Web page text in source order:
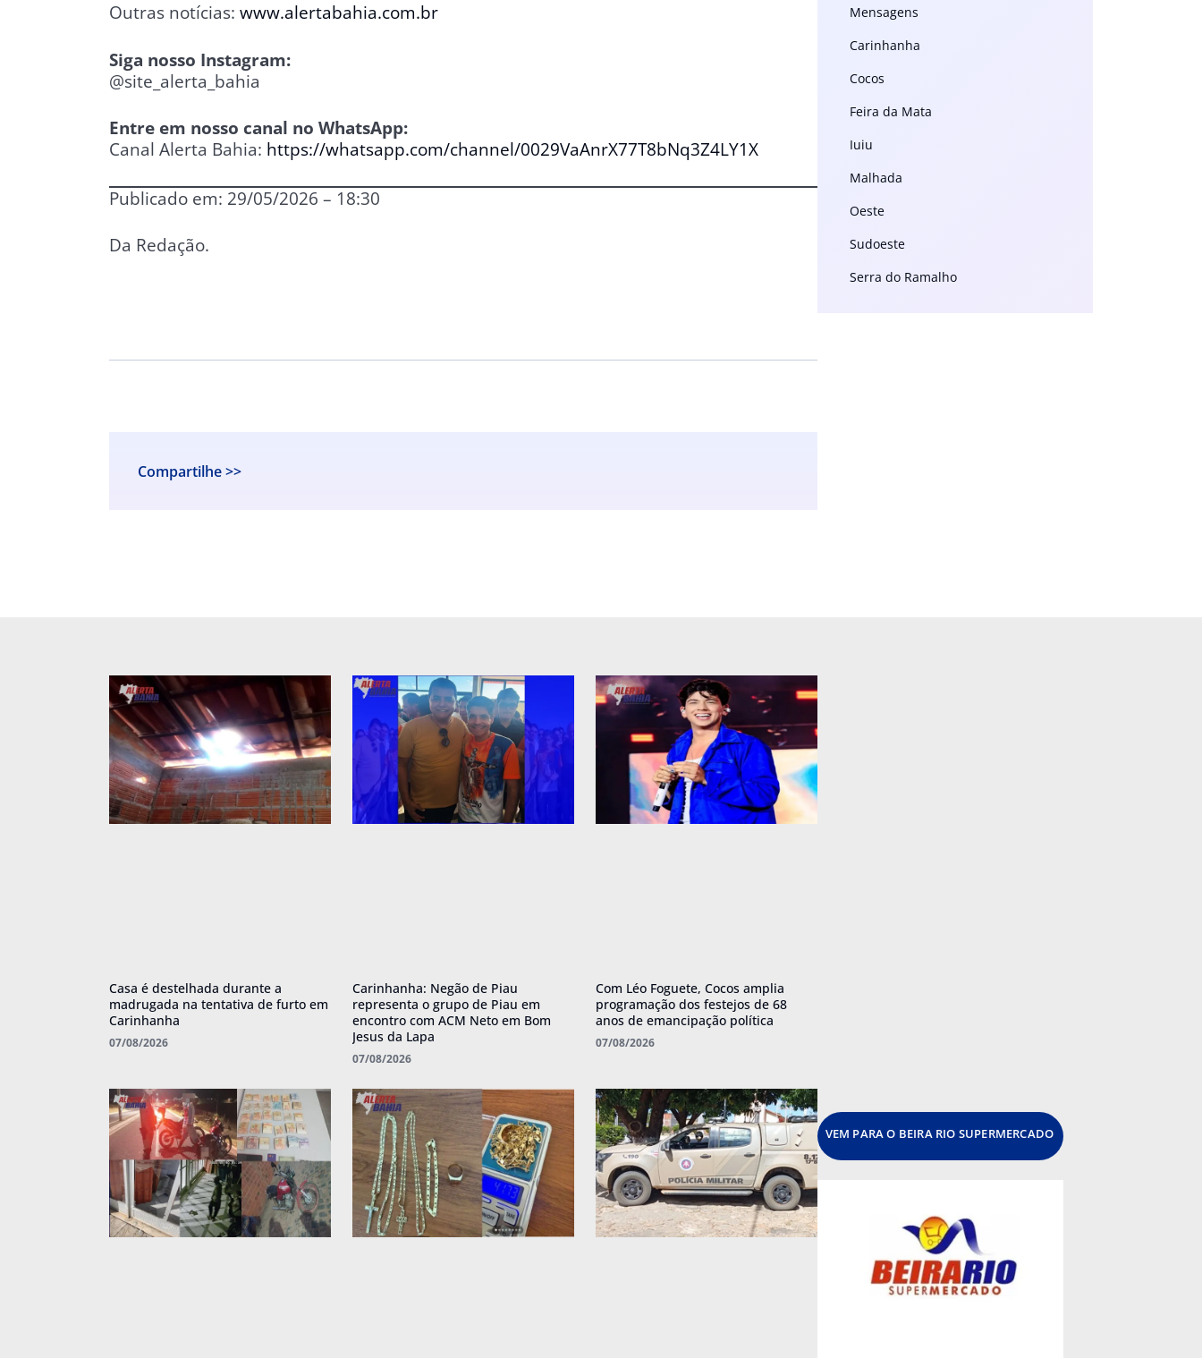
Outras notícias: www.alertabahia.com.br
Siga nosso Instagram:
@site_alerta_bahia
Entre em nosso canal no WhatsApp:
Canal Alerta Bahia: https://whatsapp.com/channel/0029VaAnrX77T8bNq3Z4LY1X
Publicado em: 29/05/2026 – 18:30
Da Redação.
Compartilhe >>
Mensagens
Carinhanha
Cocos
Feira da Mata
Iuiu
Malhada
Oeste
Sudoeste
Serra do Ramalho
Casa é destelhada durante a
madrugada na tentativa de furto em
Carinhanha
07/08/2026
Carinhanha: Negão de Piau
representa o grupo de Piau em
encontro com ACM Neto em Bom
Jesus da Lapa
07/08/2026
Com Léo Foguete, Cocos amplia
programação dos festejos de 68
anos de emancipação política
07/08/2026
VEM PARA O BEIRA RIO SUPERMERCADO